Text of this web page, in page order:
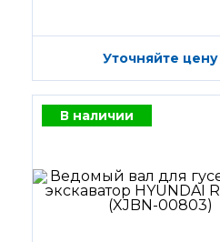
Уточняйте цену
В наличии